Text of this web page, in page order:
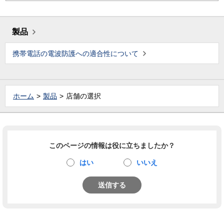
製品
携帯電話の電波防護への適合性について
ホーム 製品 店舗の選択
このページの情報は役に立ちましたか？
はい いいえ
送信する